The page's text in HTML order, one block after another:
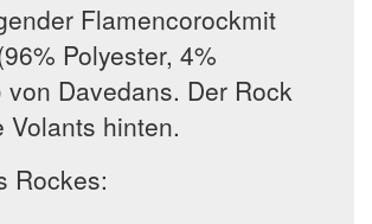
Flamencorockmit
Polyester, 4%
von Davedans. Der Rock
Volants hinten.
Rockes: